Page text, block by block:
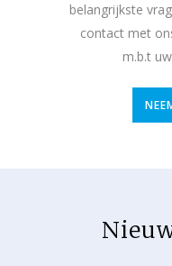
belangrijkste
contact met
m.b.t